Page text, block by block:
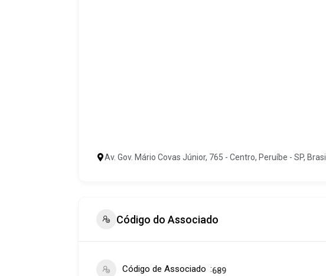
Av. Gov. Mário Covas Júnior, 765 - Centro, Peruíbe - SP, Brasil
Código do Associado
Código de Associado 689